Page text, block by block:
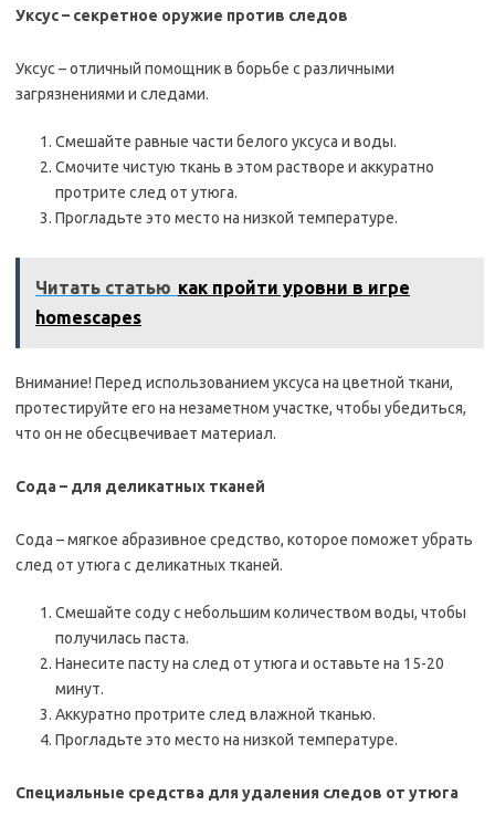
Уксус – секретное оружие против следов
Уксус – отличный помощник в борьбе с различными
загрязнениями и следами.
Смешайте равные части белого уксуса и воды.
Смочите чистую ткань в этом растворе и аккуратно
протрите след от утюга.
Прогладьте это место на низкой температуре.
Читать статью как пройти уровни в игре
homescapes
Внимание! Перед использованием уксуса на цветной ткани,
протестируйте его на незаметном участке, чтобы убедиться,
что он не обесцвечивает материал.
Сода – для деликатных тканей
Сода – мягкое абразивное средство, которое поможет убрать
след от утюга с деликатных тканей.
Смешайте соду с небольшим количеством воды, чтобы
получилась паста.
Нанесите пасту на след от утюга и оставьте на 15-20
минут.
Аккуратно протрите след влажной тканью.
Прогладьте это место на низкой температуре.
Специальные средства для удаления следов от утюга